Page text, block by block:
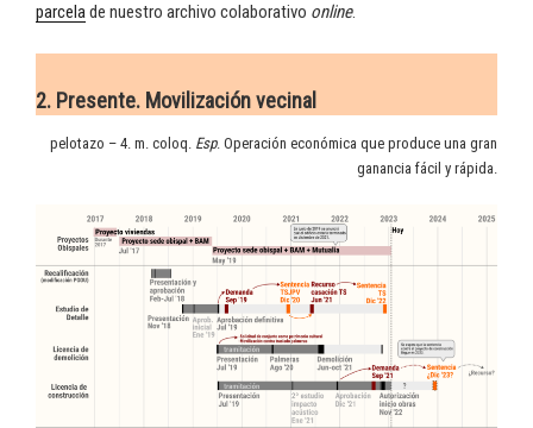
parcelade nuestro archivo colaborativo online.
2. Presente. Movilización vecinal
pelotazo – 4. m. coloq. Esp. Operación económica que produce una gran
ganancia fácil y rápida.